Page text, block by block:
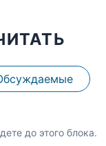
до этого блока.